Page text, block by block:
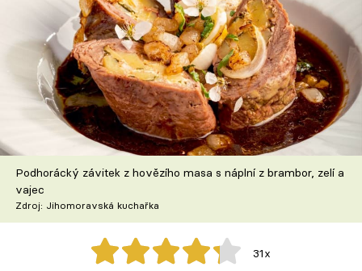
Články
TV Program
Škola vaření
Recepty z TV
Speciál: Cuketa
Těhotnej kuchař
Sledujte prima+
Podhorácký závitek z hovězího masa s náplní z brambor, zelí a
vajec
Zdroj: Jihomoravská kuchařka
31x